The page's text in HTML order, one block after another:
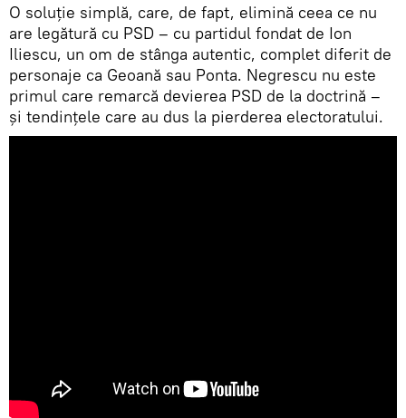
O soluție simplă, care, de fapt, elimină ceea ce nu
are legătură cu PSD – cu partidul fondat de Ion
Iliescu, un om de stânga autentic, complet diferit de
personaje ca Geoană sau Ponta. Negrescu nu este
primul care remarcă devierea PSD de la doctrină –
și tendințele care au dus la pierderea electoratului.